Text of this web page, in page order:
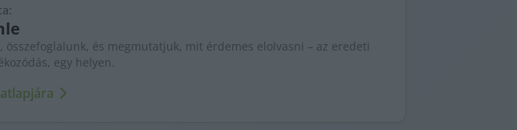
és megmutatjuk, mit érdemes elolvasni – az eredeti
egy helyen.